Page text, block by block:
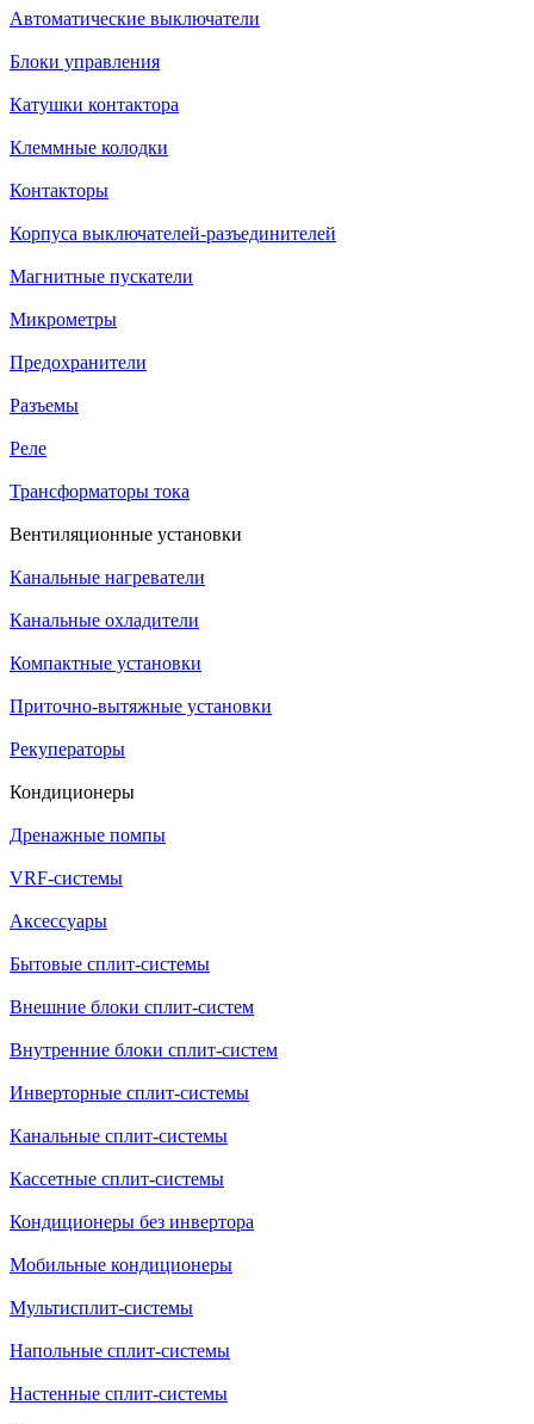
Автоматические выключатели
Блоки управления
Катушки контактора
Клеммные колодки
Контакторы
Корпуса выключателей-разъединителей
Магнитные пускатели
Микрометры
Предохранители
Разъемы
Реле
Трансформаторы тока
Вентиляционные установки
Канальные нагреватели
Канальные охладители
Компактные установки
Приточно-вытяжные установки
Рекуператоры
Кондиционеры
Дренажные помпы
VRF-системы
Аксессуары
Бытовые сплит-системы
Внешние блоки сплит-систем
Внутренние блоки сплит-систем
Инверторные сплит-системы
Канальные сплит-системы
Кассетные сплит-системы
Кондиционеры без инвертора
Мобильные кондиционеры
Мультисплит-системы
Напольные сплит-системы
Настенные сплит-системы